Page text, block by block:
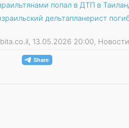
попал в ДТП в
дельтапланерист
13.05.2026 20:00,